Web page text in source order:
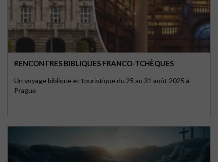
RENCONTRES BIBLIQUES FRANCO-TCHÈQUES
Un voyage biblique et touristique du 25 au 31 août 2025 à
Prague